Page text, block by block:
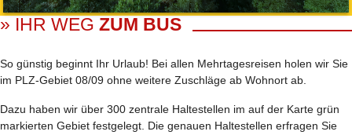
» IHR WEG ZUM BUS
So günstig beginnt Ihr Urlaub! Bei allen Mehrtages­reisen holen wir Sie
im PLZ-Gebiet 08/09 ohne weitere Zuschläge ab Wohnort ab.
Dazu haben wir über 300 zentrale Haltestellen im auf der Karte grün
markierten Gebiet festgelegt. Die genauen Haltestellen erfragen Sie